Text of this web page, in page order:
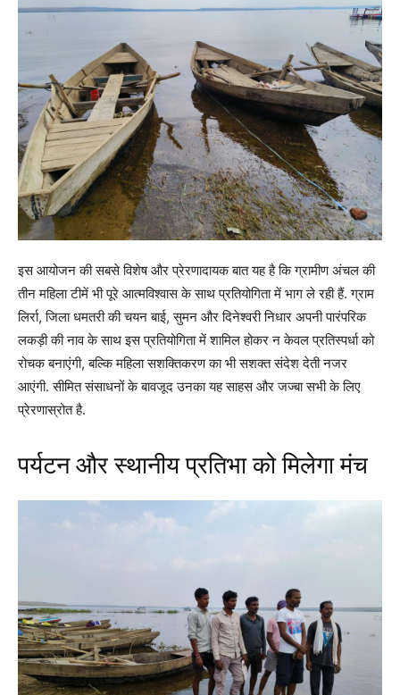
इस आयोजन की सबसे विशेष और प्रेरणादायक बात यह है कि ग्रामीण अंचल की
तीन महिला टीमें भी पूरे आत्मविश्वास के साथ प्रतियोगिता में भाग ले रही हैं. ग्राम
लिर्रा, जिला धमतरी की चयन बाई, सुमन और दिनेश्वरी निधार अपनी पारंपरिक
लकड़ी की नाव के साथ इस प्रतियोगिता में शामिल होकर न केवल प्रतिस्पर्धा को
रोचक बनाएंगी, बल्कि महिला सशक्तिकरण का भी सशक्त संदेश देती नजर
आएंगी. सीमित संसाधनों के बावजूद उनका यह साहस और जज्बा सभी के लिए
प्रेरणास्रोत है.
पर्यटन और स्थानीय प्रतिभा को मिलेगा मंच